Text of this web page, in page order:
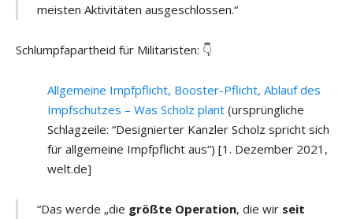
meisten Aktivitäten ausgeschlossen.“
Schlumpfapartheid für Militaristen: 👇
Allgemeine Impfpflicht, Booster-Pflicht, Ablauf des
Impfschutzes – Was Scholz plant (ursprüngliche
Schlagzeile: “Designierter Kanzler Scholz spricht sich
für allgemeine Impfpflicht aus“) [1. Dezember 2021,
welt.de]
“Das werde „die größte Operation, die wir seit